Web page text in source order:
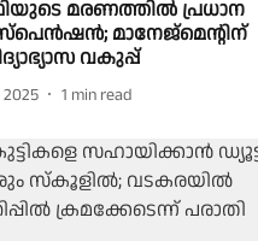
മരണത്തില്‍ പ്രധാന
മാനേജ്‌മെന്റിന്
വകുപ്പ്
2025 1 min read